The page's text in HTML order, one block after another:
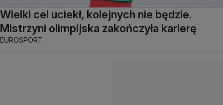
Wielki cel uciekł, kolejnych nie będzie.
Mistrzyni olimpijska zakończyła karierę
EUROSPORT